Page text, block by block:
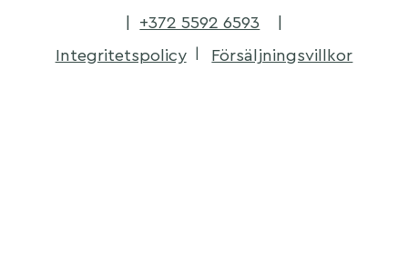
+372 5592 6593
Integritetspolicy
Försäljningsvillkor